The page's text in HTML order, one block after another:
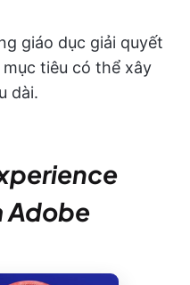
giáo dục giải quyết
tiêu có thể xây
dài.
Adobe